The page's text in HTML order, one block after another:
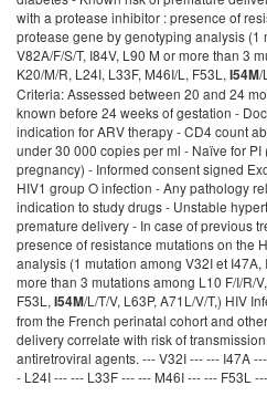
with a protease inhibitor : presence of
protease gene by genotyping analysis (1
V82A/F/S/T, I84V, L90 M or more than 3
K20/M/R, L24I, L33F, M46I/L, F53L, I54M/
Criteria: Assessed between 20 and 24
known before 24 weeks of gestation -
indication for ARV therapy - CD4 count
under 30 000 copies per ml - Naïve for
pregnancy) - Informed consent signed
HIV1 group O infection - Any pathology
indication to study drugs - Unstable
premature delivery - In case of previous
presence of resistance mutations on the
analysis (1 mutation among V32I et I47A,
more than 3 mutations among L10 F/I/R/
F53L, I54M/L/T/V, L63P, A71L/V/T,) HIV
from the French perinatal cohort and
delivery correlate with risk of
antiretroviral agents. --- V32I --- --- I47A
- L24I --- --- L33F --- --- M46I --- --- F53L